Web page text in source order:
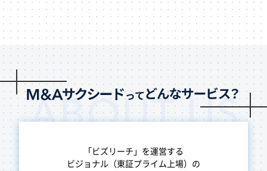
「ビズリーチ」を運営する
ビジョナル（東証プライム上場）の